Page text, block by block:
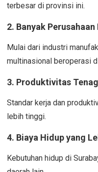
terbesar di provinsi ini.
2. Banyak Perusahaan
Mulai dari industri
multinasional beroperasi
3. Produktivitas
Standar kerja dan
lebih tinggi.
4. Biaya Hidup yang
Kebutuhan hidup di